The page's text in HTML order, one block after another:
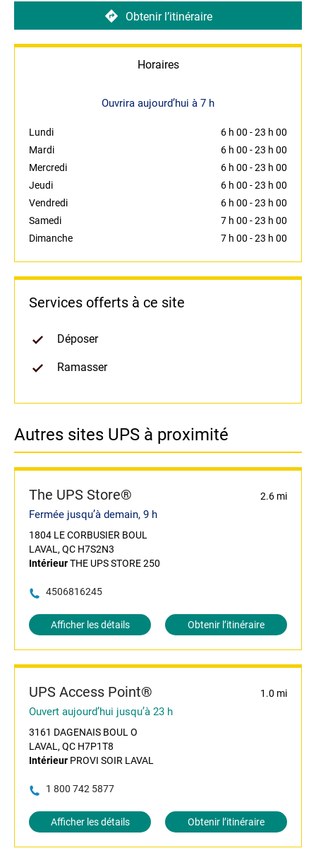
Obtenir l’itinéraire
Horaires
Ouvrira aujourd’hui à 7 h
Lundi 6 h 00 -23 h 00
Mardi
6 h 00 -23 h 00
Mercredi
6 h 00 -23 h 00
Jeudi
6 h 00 -23 h 00
Vendredi
6 h 00 -23 h 00
Samedi
7 h 00 -23 h 00
Dimanche
7 h 00 -23 h 00
Services offerts à ce site
Déposer
Ramasser
Autres sites UPS à proximité
The UPS Store® 2.6 mi
Fermée jusqu’à demain, 9 h
1804 LE CORBUSIER BOUL
LAVAL, QC H7S2N3
IntérieurTHE UPS STORE 250
4506816245
Afficher les détails Obtenir l’itinéraire
UPS Access Point® 1.0 mi
Ouvert aujourd’hui jusqu’à 23 h
3161 DAGENAIS BOUL O
LAVAL, QC H7P1T8
Intérieur PROVI SOIR LAVAL
1 800 742 5877
Afficher les détails Obtenir l’itinéraire